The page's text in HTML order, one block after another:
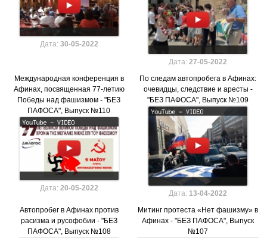
Дата: 30-05-2022
Дата:27-05-2022
Международная конференция в
Афинах, посвященная 77-летию
Победы над фашизмом - "БЕЗ
ПАФОСА", Выпуск №110
Дата: 20-05-2022
По следам автопробега в Афинах:
очевидцы, следствие и аресты -
"БЕЗ ПАФОСА", Выпуск №109
Дата: 13-04-2022
Автопробег в Афинах против
расизма и русофобии - "БЕЗ
ПАФОСА", Выпуск №108
Митинг протеста «Нет фашизму» в
Афинах - "БЕЗ ПАФОСА", Выпуск
№107